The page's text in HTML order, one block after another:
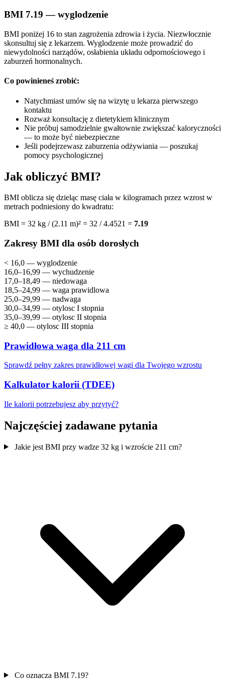
BMI 7.19 — wyglodzenie
BMI poniżej 16 to stan zagrożenia zdrowia i życia. Niezwłocznie
skonsultuj się z lekarzem. Wyglodzenie może prowadzić do
niewydolności narządów, osłabienia układu odpornościowego i
zaburzeń hormonalnych.
Co powinieneś zrobić:
Natychmiast umów się na wizytę u lekarza pierwszego
kontaktu
Rozważ konsultację z dietetykiem klinicznym
Nie próbuj samodzielnie gwałtownie zwiększać kaloryczności
— to może być niebezpieczne
Jeśli podejrzewasz zaburzenia odżywiania — poszukaj
pomocy psychologicznej
Jak obliczyć BMI?
BMI oblicza się dzieląc masę ciała w kilogramach przez wzrost w
metrach podniesiony do kwadratu:
BMI = 32 kg / (2.11 m)² = 32 / 4.4521 = 7.19
Zakresy BMI dla osób dorosłych
< 16,0 — wyglodzenie
16,0–16,99 — wychudzenie
17,0–18,49 — niedowaga
18,5–24,99 — waga prawidlowa
25,0–29,99 — nadwaga
30,0–34,99 — otylosc I stopnia
35,0–39,99 — otylosc II stopnia
≥ 40,0 — otylosc III stopnia
Prawidłowa waga dla 211 cm
Sprawdź pełny zakres prawidłowej wagi dla Twojego wzrostu
Kalkulator kalorii (TDEE)
Ile kalorii potrzebujesz aby przytyć?
Najczęściej zadawane pytania
Jakie jest BMI przy wadze 32 kg i wzroście 211 cm?
Co oznacza BMI 7.19?